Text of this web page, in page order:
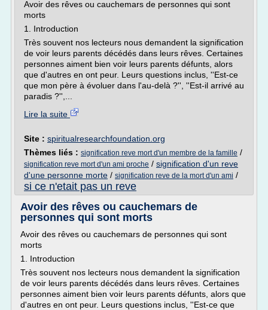
Avoir des rêves ou cauchemars de personnes qui sont
morts
1. Introduction
Très souvent nos lecteurs nous demandent la signification
de voir leurs parents décédés dans leurs rêves. Certaines
personnes aiment bien voir leurs parents défunts, alors
que d'autres en ont peur. Leurs questions inclus, ''Est-ce
que mon père à évoluer dans l'au-delà ?'', ''Est-il arrivé au
paradis ?'',...
Lire la suite
Site : spiritualresearchfoundation.org
Thèmes liés : signification reve mort d'un membre de la famille /
signification reve mort d'un ami proche / signification d'un reve
d'une personne morte / signification reve de la mort d'un ami /
si ce n'etait pas un reve
Avoir des rêves ou cauchemars de
personnes qui sont morts
Avoir des rêves ou cauchemars de personnes qui sont
morts
1. Introduction
Très souvent nos lecteurs nous demandent la signification
de voir leurs parents décédés dans leurs rêves. Certaines
personnes aiment bien voir leurs parents défunts, alors que
d'autres en ont peur. Leurs questions inclus, ''Est-ce que